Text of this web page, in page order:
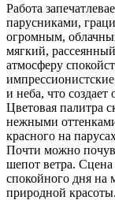
Работа
парусниками,
огромным,
мягкий, рассеянный
атмосферу
и неба, что
Цветовая палитра
нежными
красного на
Почти можно
шепот ветра. Сцена
спокойного дня на
природной красоты.